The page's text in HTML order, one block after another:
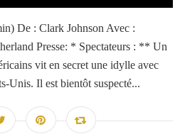
De : Clark Johnson Avec :
Presse: * Spectateurs : ** Un
vit en secret une idylle avec
Unis. Il est bientôt suspecté...